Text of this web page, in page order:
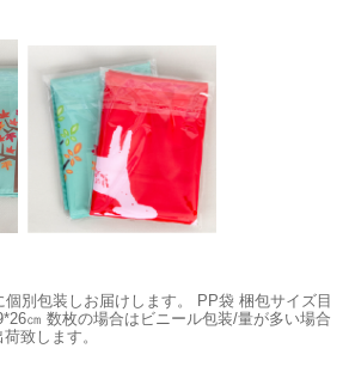
別包装しお届けします。
PP袋 梱包サイズ目
㎝ 数枚の場合はビニール包装/量が多い場合
致します。